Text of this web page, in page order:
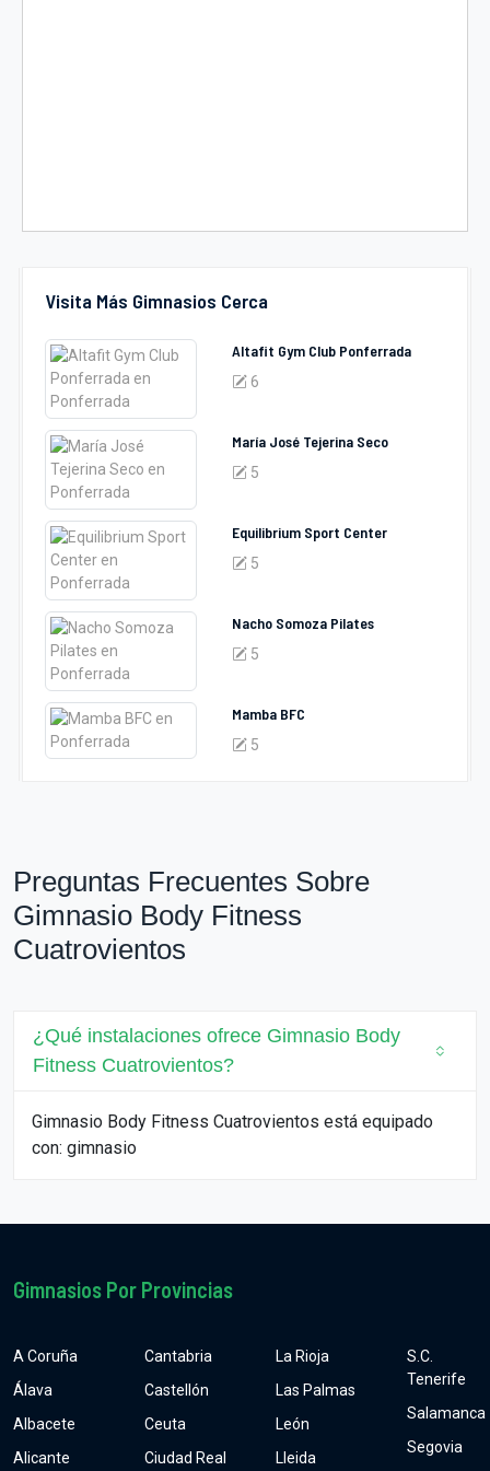
Visita Más Gimnasios Cerca
Altafit Gym Club Ponferrada
6
María José Tejerina Seco
5
Equilibrium Sport Center
5
Nacho Somoza Pilates
5
Mamba BFC
5
Preguntas Frecuentes Sobre
Gimnasio Body Fitness
Cuatrovientos
¿Qué instalaciones ofrece Gimnasio Body
Fitness Cuatrovientos?
Gimnasio Body Fitness Cuatrovientos está equipado
con: gimnasio
Gimnasios Por Provincias
A Coruña
Álava
Albacete
Alicante
Cantabria
Castellón
Ceuta
Ciudad Real
La Rioja
Las Palmas
León
Lleida
S.C.
Tenerife
Salamanca
Segovia